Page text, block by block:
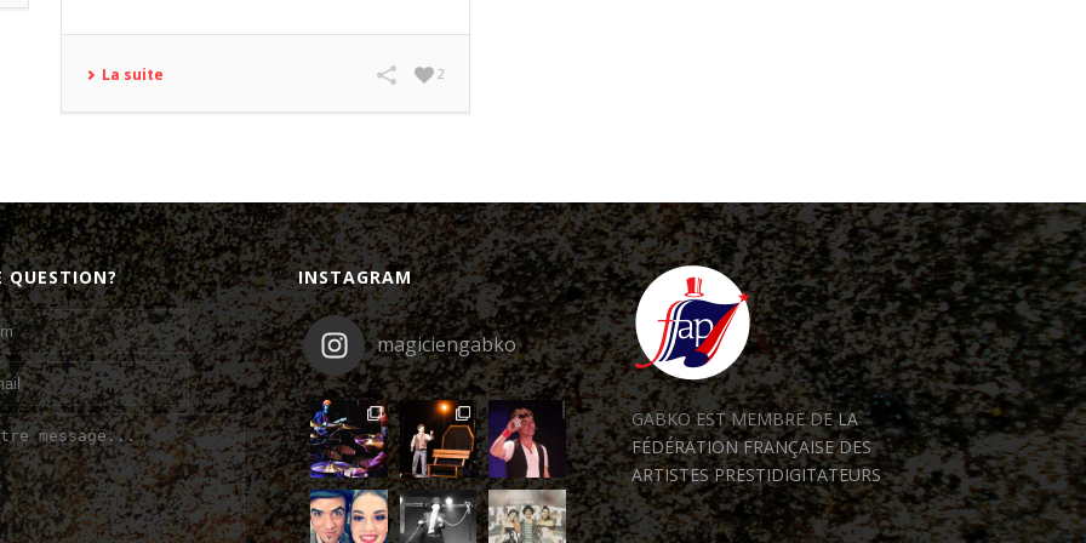
La suite 2
QUESTION? INSTAGRAM
magiciengabko
GABKO EST MEMBRE DELA
FÉDÉRATION FRANÇAISE DES
ARTISTES PRESTIDIGITATEURS